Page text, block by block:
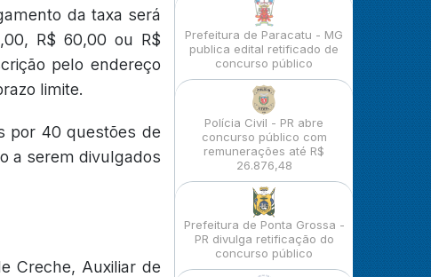
da taxa será
R$ 60,00 ou R$
pelo endereço
limite.
por 40 questões de
a serem divulgados
Creche, Auxiliar de
Prefeitura de Paracatu - MG
publica edital retificado de
concurso público
Polícia Civil - PR abre
concurso público com
remunerações até R$
26.876,48
Prefeitura de Ponta Grossa -
PR divulga retificação do
concurso público